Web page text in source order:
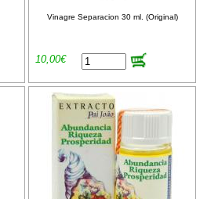
Vinagre Separacion 30 ml. (Original)
10,00€